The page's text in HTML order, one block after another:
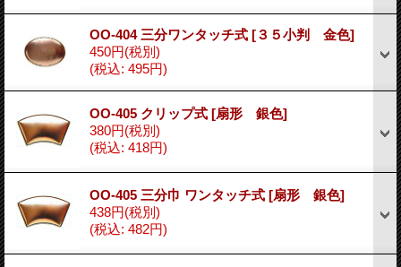
OO-404 三分ワンタッチ式 [３５小判 金色]
450円(税別)
(税込: 495円)
OO-405 クリップ式 [扇形 銀色]
380円(税別)
(税込: 418円)
OO-405 三分巾 ワンタッチ式 [扇形 銀色]
438円(税別)
(税込: 482円)